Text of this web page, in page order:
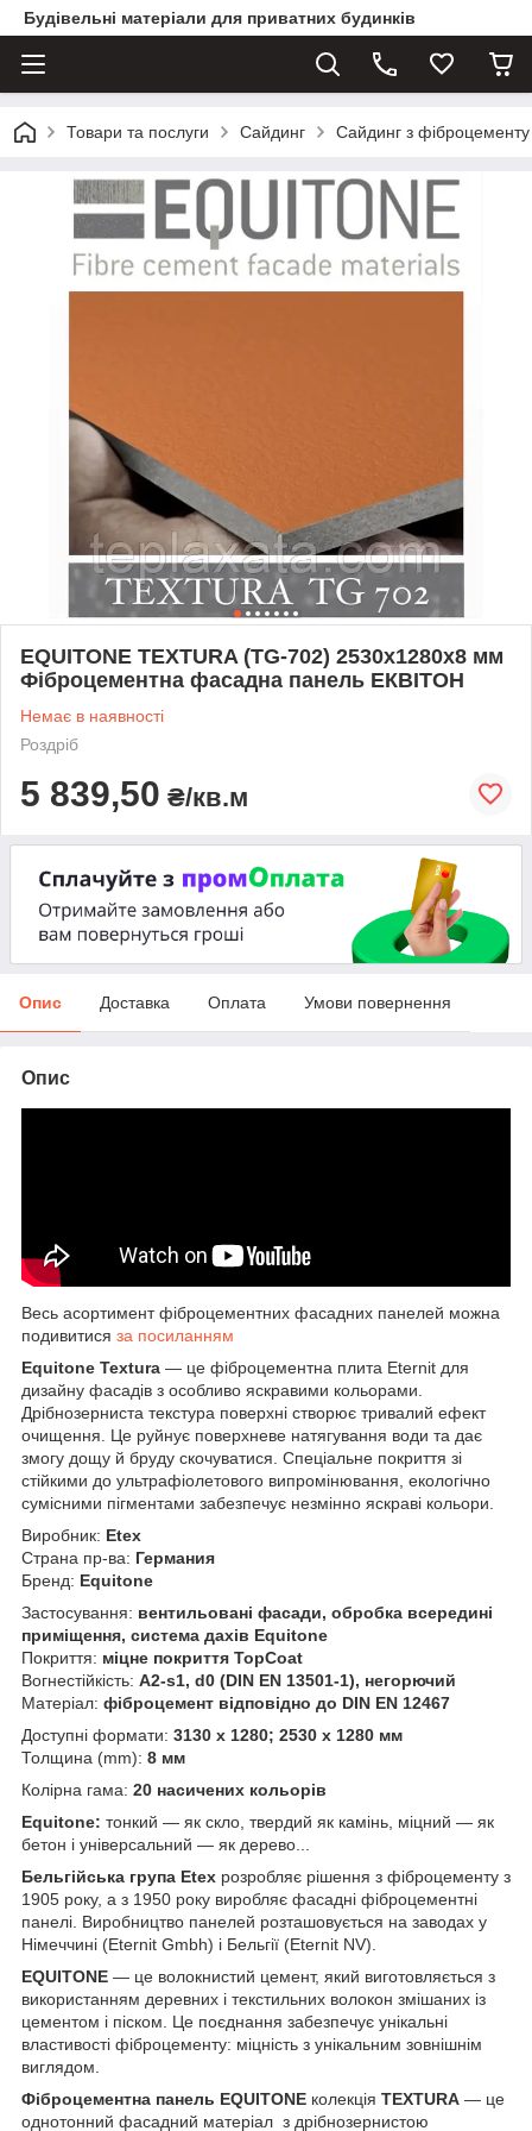
Будівельні матеріали для приватних будинків
Товари та послуги Сайдинг Сайдинг з фіброцементу
EQUITONE TEXTURA (TG-702) 2530х1280х8 мм
Фіброцементна фасадна панель ЕКВІТОН
Немає в наявності
Роздріб
5 839,50 ₴/кв.м
Опис Доставка Оплата Умови повернення
Опис
Весь асортимент фіброцементних фасадних панелей можна
подивитися за посиланням
Equitone Textura — це фіброцементна плита Eternit для
дизайну фасадів з особливо яскравими кольорами.
Дрібнозерниста текстура поверхні створює тривалий ефект
очищення. Це руйнує поверхневе натягування води та дає
змогу дощу й бруду скочуватися. Спеціальне покриття зі
стійкими до ультрафіолетового випромінювання, екологічно
сумісними пігментами забезпечує незмінно яскраві кольори.
Виробник: Etex
Страна пр-ва: Германия
Бренд: Equitone
Застосування: вентильовані фасади, обробка всередині
приміщення, система дахів Equitone
Покриття: міцне покриття TopCoat
Вогнестійкість: А2-s1, d0 (DIN EN 13501-1), негорючий
Матеріал: фіброцемент відповідно до DIN EN 12467
Доступні формати: 3130 х 1280; 2530 х 1280 мм
Толщина (mm): 8 мм
Колірна гама: 20 насичених кольорів
Equitone: тонкий — як скло, твердий як камінь, міцний — як
бетон і універсальний — як дерево...
Бельгійська група Etex розробляє рішення з фіброцементу з
1905 року, а з 1950 року виробляє фасадні фіброцементні
панелі. Виробництво панелей розташовується на заводах у
Німеччині (Eternit Gmbh) і Бельгії (Eternit NV).
EQUITONE — це волокнистий цемент, який виготовляється з
використанням деревних і текстильних волокон змішаних із
цементом і піском. Це поєднання забезпечує унікальні
властивості фіброцементу: міцність з унікальним зовнішнім
виглядом.
Фіброцементна панель EQUITONE колекція TEXTURA — це
однотонний фасадний матеріал з дрібнозернистою